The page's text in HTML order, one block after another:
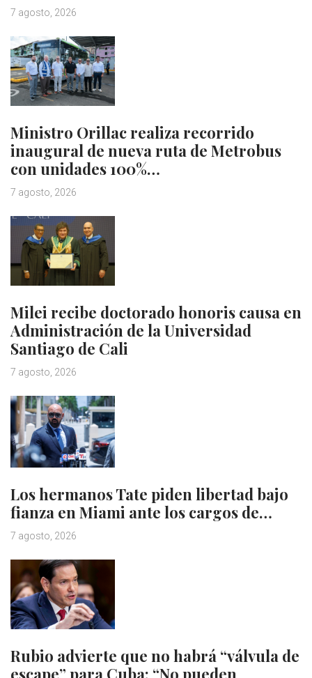
7 agosto, 2026
Ministro Orillac realiza recorrido
inaugural de nueva ruta de Metrobus
con unidades 100%…
7 agosto, 2026
Milei recibe doctorado honoris causa en
Administración de la Universidad
Santiago de Cali
7 agosto, 2026
Los hermanos Tate piden libertad bajo
fianza en Miami ante los cargos de…
7 agosto, 2026
Rubio advierte que no habrá “válvula de
escape” para Cuba: “No pueden